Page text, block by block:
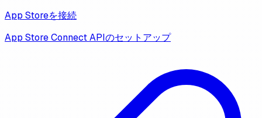
App Storeを接続
App Store Connect APIのセットアップ